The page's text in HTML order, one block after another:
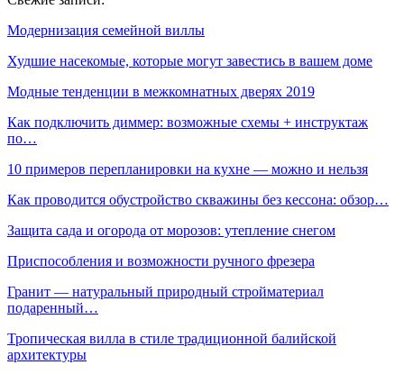
Модернизация семейной виллы
Худшие насекомые, которые могут завестись в вашем доме
Модные тенденции в межкомнатных дверях 2019
Как подключить диммер: возможные схемы + инструктаж
по…
10 примеров перепланировки на кухне — можно и нельзя
Как проводится обустройство скважины без кессона: обзор…
Защита сада и огорода от морозов: утепление снегом
Приспособления и возможности ручного фрезера
Гранит — натуральный природный стройматериал
подаренный…
Тропическая вилла в стиле традиционной балийской
архитектуры